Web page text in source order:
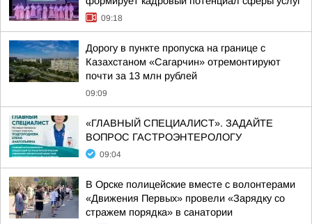
09:18
Дорогу в пункте пропуска на границе с
Казахстаном «Сагарчин» отремонтируют
почти за 13 млн рублей
09:09
«ГЛАВНЫЙ СПЕЦИАЛИСТ». ЗАДАЙТЕ
ВОПРОС ГАСТРОЭНТЕРОЛОГУ
09:04
В Орске полицейские вместе с волонтерами
«Движения Первых» провели «Зарядку со
стражем порядка» в санатории